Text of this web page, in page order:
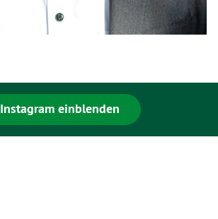
Instagram einblenden